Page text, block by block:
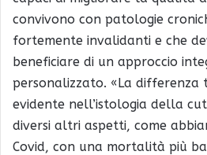
convivono con patologie
fortemente invalidanti e che
beneficiare di un approccio
personalizzato. «La differenza
evidente nell’istologia della
diversi altri aspetti, come
Covid, con una mortalità più